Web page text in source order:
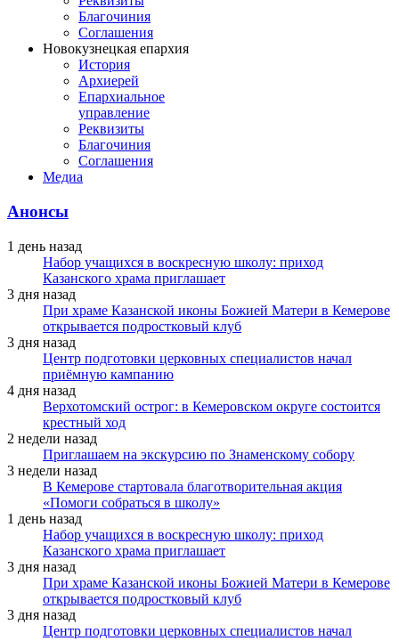
Благочиния
Соглашения
Новокузнецкая епархия
История
Архиерей
Епархиальное
управление
Реквизиты
Благочиния
Соглашения
Медиа
Анонсы
1 день назад
Набор учащихся в воскресную школу: приход
Казанского храма приглашает
3 дня назад
При храме Казанской иконы Божией Матери в Кемерове
открывается подростковый клуб
3 дня назад
Центр подготовки церковных специалистов начал
приёмную кампанию
4 дня назад
Верхотомский острог: в Кемеровском округе состоится
крестный ход
2 недели назад
Приглашаем на экскурсию по Знаменскому собору
3 недели назад
В Кемерове стартовала благотворительная акция
«Помоги собраться в школу»
1 день назад
Набор учащихся в воскресную школу: приход
Казанского храма приглашает
3 дня назад
При храме Казанской иконы Божией Матери в Кемерове
открывается подростковый клуб
3 дня назад
Центр подготовки церковных специалистов начал